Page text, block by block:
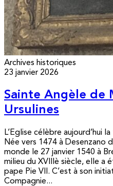
Archives historiques
23 janvier 2026
Sainte Angèle de
Ursulines
L’Eglise célèbre aujourd’hui
Née vers 1474 à Desenzano
monde le 27 janvier 1540 à
milieu du XVIIIè siècle, elle a
pape Pie VII. C’est à son
Compagnie...